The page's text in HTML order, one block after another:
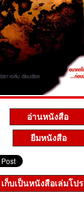
อ่านหนังสือ
ยืมหนังสือ
เก็บเป็นหนังสือเล่มโป